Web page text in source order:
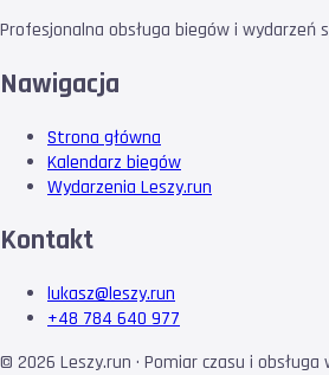
Profesjonalna obsługa biegów i wydarzeń
Nawigacja
Strona główna
Kalendarz biegów
Wydarzenia Leszy.run
Kontakt
lukasz@leszy.run
+48 784 640 977
© 2026 Leszy.run · Pomiar czasu i